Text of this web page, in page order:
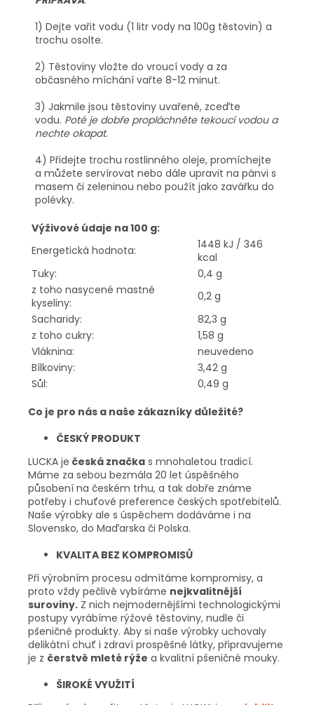
1) Dejte vařit vodu (1 litr vody na 100g těstovin) a
trochu osolte.
2) Těstoviny vložte do vroucí vody a za
občasného míchání vařte 8-12 minut.
3) Jakmile jsou těstoviny uvařené, zceďte
vodu. Poté je dobře propláchněte tekoucí vodou a
nechte okapat.
4) Přidejte trochu rostlinného oleje, promíchejte
a můžete servírovat nebo dále upravit na pánvi s
masem či zeleninou nebo použít jako zavářku do
polévky.
Výživové údaje na 100 g:
Energetická hodnota:
1448 kJ / 346
kcal
Tuky:
0,4 g
z toho nasycené mastné
kyseliny:
0,2 g
Sacharidy:
82,3 g
z toho cukry:
1,58 g
Vláknina:
neuvedeno
Bílkoviny:
3,42 g
Sůl:
0,49 g
Co je pro nás a naše zákazníky důležité?
ČESKÝ PRODUKT
LUCKA je česká značka s mnohaletou tradicí.
Máme za sebou bezmála 20 let úspěšného
působení na českém trhu, a tak dobře známe
potřeby i chuťové preference českých spotřebitelů.
Naše výrobky ale s úspěchem dodáváme i na
Slovensko, do Maďarska či Polska.
KVALITA BEZ KOMPROMISŮ
Při výrobním procesu odmítáme kompromisy, a
proto vždy pečlivě vybíráme nejkvalitnější
suroviny. Z nich nejmodernějšími technologickými
postupy vyrábíme rýžové těstoviny, nudle či
pšeničné produkty. Aby si naše výrobky uchovaly
delikátní chuť i zdraví prospěšné látky, připravujeme
je z čerstvě mleté rýže a kvalitní pšeničné mouky.
ŠIROKÉ VYUŽITÍ